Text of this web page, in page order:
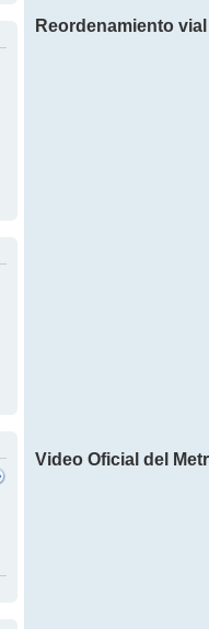
Reordenamiento
Video Oficial del